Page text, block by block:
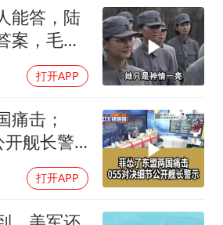
毛宁转发梯田音乐会视频海外网友赞叹
奋进开新局 实干挑大梁
能答，陆
案，毛主
打开APP
痛击；
开舰长警
千.谢寒
打开APP